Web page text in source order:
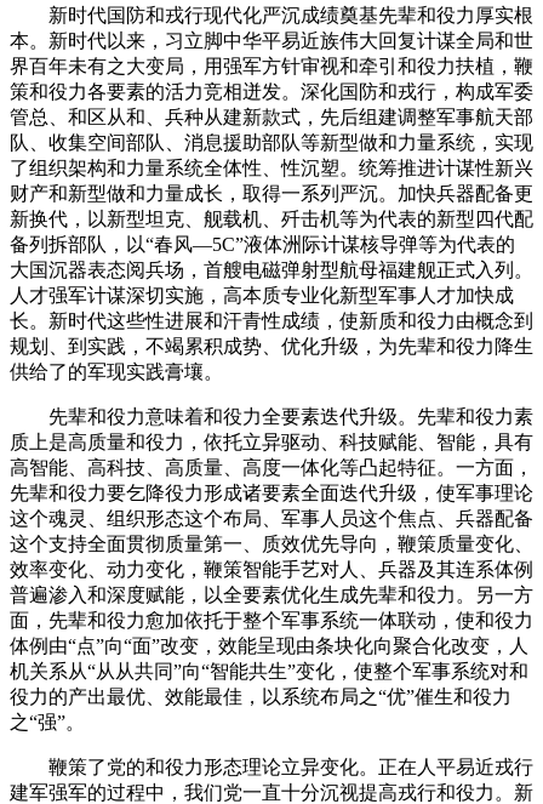
新时代国防和戎行现代化严沉成绩奠基先辈和役力厚实根
本。新时代以来，习立脚中华平易近族伟大回复计谋全局和世
界百年未有之大变局，用强军方针审视和牵引和役力扶植，鞭
策和役力各要素的活力竞相迸发。深化国防和戎行，构成军委
管总、和区从和、兵种从建新款式，先后组建调整军事航天部
队、收集空间部队、消息援助部队等新型做和力量系统，实现
了组织架构和力量系统全体性、性沉塑。统筹推进计谋性新兴
财产和新型做和力量成长，取得一系列严沉。加快兵器配备更
新换代，以新型坦克、舰载机、歼击机等为代表的新型四代配
备列拆部队，以“春风—5C”液体洲际计谋核导弹等为代表的
大国沉器表态阅兵场，首艘电磁弹射型航母福建舰正式入列。
人才强军计谋深切实施，高本质专业化新型军事人才加快成
长。新时代这些性进展和汗青性成绩，使新质和役力由概念到
规划、到实践，不竭累积成势、优化升级，为先辈和役力降生
供给了的军现实践膏壤。
先辈和役力意味着和役力全要素迭代升级。先辈和役力素
质上是高质量和役力，依托立异驱动、科技赋能、智能，具有
高智能、高科技、高质量、高度一体化等凸起特征。一方面，
先辈和役力要乞降役力形成诸要素全面迭代升级，使军事理论
这个魂灵、组织形态这个布局、军事人员这个焦点、兵器配备
这个支持全面贯彻质量第一、质效优先导向，鞭策质量变化、
效率变化、动力变化，鞭策智能手艺对人、兵器及其连系体例
普遍渗入和深度赋能，以全要素优化生成先辈和役力。另一方
面，先辈和役力愈加依托于整个军事系统一体联动，使和役力
体例由“点”向“面”改变，效能呈现由条块化向聚合化改变，人
机关系从“从从共同”向“智能共生”变化，使整个军事系统对和
役力的产出最优、效能最佳，以系统布局之“优”催生和役力
之“强”。
鞭策了党的和役力形态理论立异变化。正在人平易近戎行
建军强军的过程中，我们党一直十分沉视提高戎行和役力。新